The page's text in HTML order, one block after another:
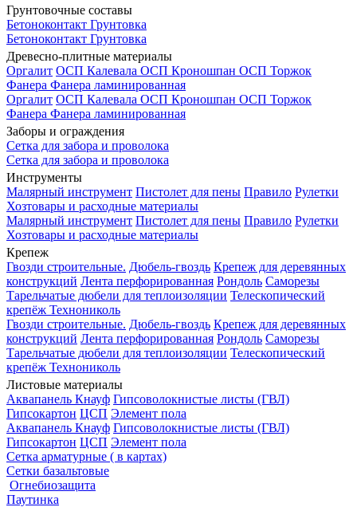
Грунтовочные составы
Бетоноконтакт Грунтовка
Бетоноконтакт Грунтовка
Древесно-плитные материалы
Оргалит ОСП Калевала ОСП Кроношпан ОСП Торжок
Фанера Фанера ламинированная
Оргалит ОСП Калевала ОСП Кроношпан ОСП Торжок
Фанера Фанера ламинированная
Заборы и ограждения
Сетка для забора и проволока
Сетка для забора и проволока
Инструменты
Малярный инструмент Пистолет для пены Правило Рулетки
Хозтовары и расходные материалы
Малярный инструмент Пистолет для пены Правило Рулетки
Хозтовары и расходные материалы
Крепеж
Гвозди строительные. Дюбель-гвоздь Крепеж для деревянных
конструкций Лента перфорированная Рондоль Саморезы
Тарельчатые дюбели для теплоизоляции Телескопический
крепёж Технониколь
Гвозди строительные. Дюбель-гвоздь Крепеж для деревянных
конструкций Лента перфорированная Рондоль Саморезы
Тарельчатые дюбели для теплоизоляции Телескопический
крепёж Технониколь
Листовые материалы
Аквапанель Кнауф Гипсоволокнистые листы (ГВЛ)
Гипсокартон ЦСП Элемент пола
Аквапанель Кнауф Гипсоволокнистые листы (ГВЛ)
Гипсокартон ЦСП Элемент пола
Сетка арматурные ( в картах)
Сетки базальтовые
Огнебиозащита
Паутинка